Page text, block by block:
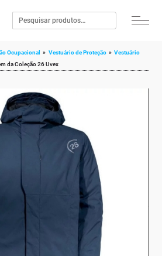
Ocupacional » Vestuário de Proteção » Vestuário
da Coleção 26 Uvex